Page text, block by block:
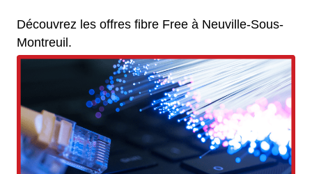
Découvrez les offres fibre Free à Neuville-Sous-
Montreuil.